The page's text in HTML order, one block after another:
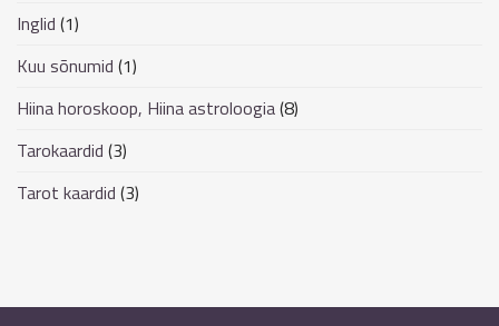
Inglid (1)
Kuu sõnumid (1)
Hiina horoskoop, Hiina astroloogia(8)
Tarokaardid (3)
Tarot kaardid (3)